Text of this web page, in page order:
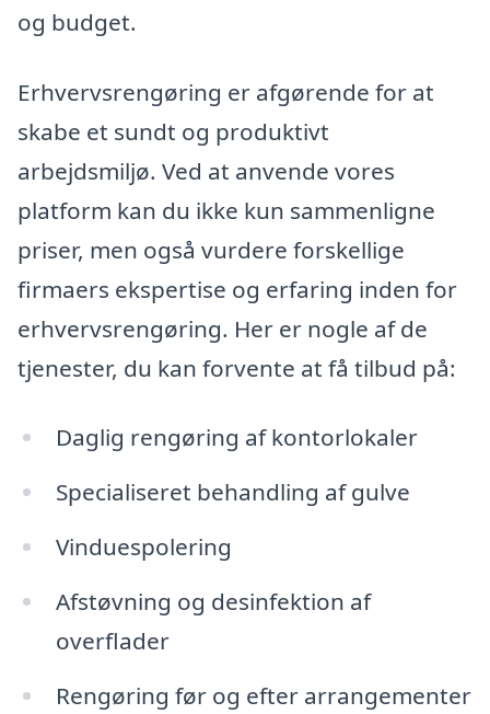
og budget.
Erhvervsrengøring er afgørende for at
skabe et sundt og produktivt
arbejdsmiljø. Ved at anvende vores
platform kan du ikke kun sammenligne
priser, men også vurdere forskellige
firmaers ekspertise og erfaring inden for
erhvervsrengøring. Her er nogle af de
tjenester, du kan forvente at få tilbud på:
Daglig rengøring af kontorlokaler
Specialiseret behandling af gulve
Vinduespolering
Afstøvning og desinfektion af
overflader
Rengøring før og efter arrangementer